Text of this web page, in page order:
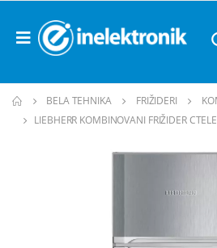
BELA TEHNIKA FRIŽIDERI
LIEBHERR KOMBINOVANI FRIŽIDER